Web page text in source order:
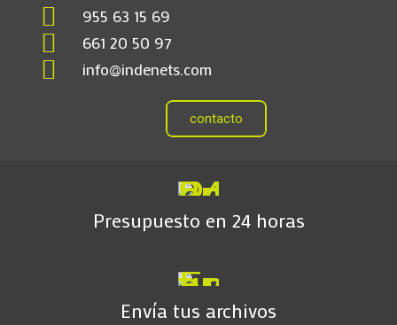
955 63 15 69
661 20 50 97
info@indenets.com
contacto
Presupuesto en 24 horas
Envía tus archivos